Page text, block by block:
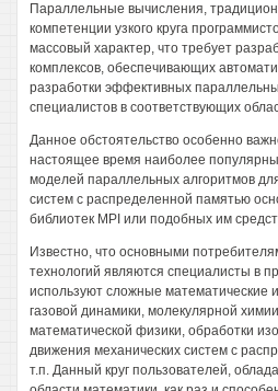
Параллельные вычисления,
компетенции узкого круга
массовый характер, что требует
комплексов, обеспечивающих
разработки эффективных
специалистов в соответствующих
Данное обстоятельство особенно
настоящее время наиболее
моделей параллельных алгоритмов
систем с распределенной памятью
библиотек MPI или подобных им
Известно, что основными
технологий являются специалисты в
используют сложные математические
газовой динамики, молекулярной
математической физики, обработки
движения механических систем с
т.п. Данный круг пользователей,